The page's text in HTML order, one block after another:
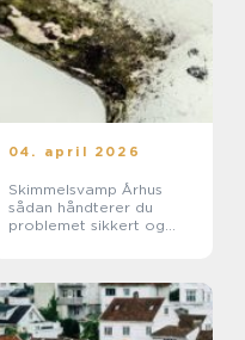
04. april 2026
Skimmelsvamp Århus
sådan håndterer du
problemet sikkert og